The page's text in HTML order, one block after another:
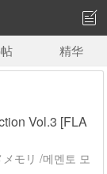

精华
Vol.3 [FLA
モリ /메멘토 모